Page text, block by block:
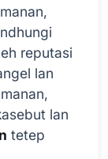
reputasi
lan
lan
tetep